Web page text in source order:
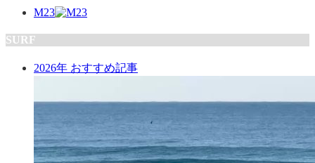
M23
SURF
2026年 おすすめ記事